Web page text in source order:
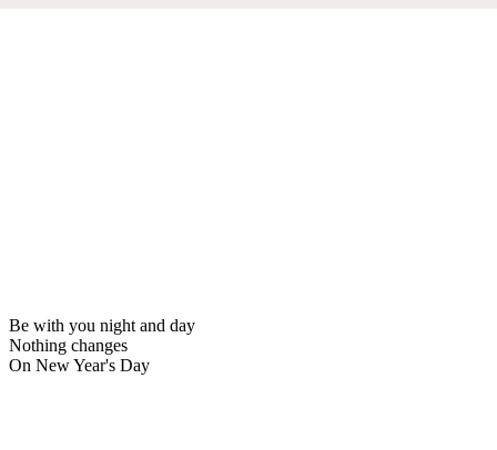
Be with you night and day
Nothing changes
On New Year's Day